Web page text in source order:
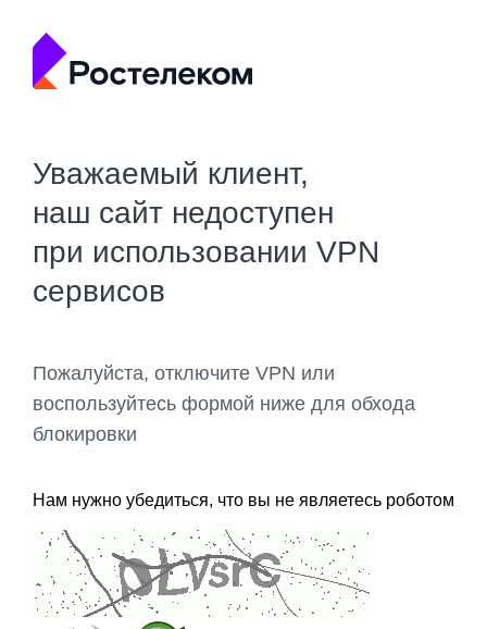
Уважаемый клиент,
наш сайт недоступен
при использовании VPN
сервисов
Пожалуйста, отключите VPN или
воспользуйтесь формой ниже для обхода
блокировки
Нам нужно убедиться, что вы не являетесь роботом